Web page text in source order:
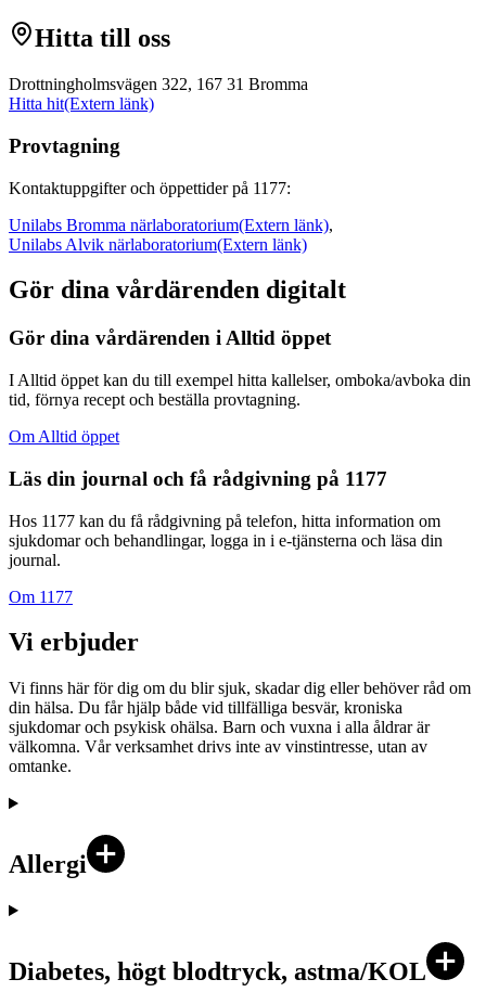
Hitta till oss
Drottningholmsvägen 322, 167 31 Bromma
Hitta hit(Extern länk)
Provtagning
Kontaktuppgifter och öppettider på 1177:
Unilabs Bromma närlaboratorium(Extern länk),
Unilabs Alvik närlaboratorium(Extern länk)
Gör dina vårdärenden digitalt
Gör dina vårdärenden i Alltid öppet
I Alltid öppet kan du till exempel hitta kallelser, omboka/avboka din
tid, förnya recept och beställa provtagning.
Om Alltid öppet
Läs din journal och få rådgivning på 1177
Hos 1177 kan du få rådgivning på telefon, hitta information om
sjukdomar och behandlingar, logga in i e-tjänsterna och läsa din
journal.
Om 1177
Vi erbjuder
Vi finns här för dig om du blir sjuk, skadar dig eller behöver råd om
din hälsa. Du får hjälp både vid tillfälliga besvär, kroniska
sjukdomar och psykisk ohälsa. Barn och vuxna i alla åldrar är
välkomna. Vår verksamhet drivs inte av vinstintresse, utan av
omtanke.
Allergi
Diabetes, högt blodtryck, astma/KOL